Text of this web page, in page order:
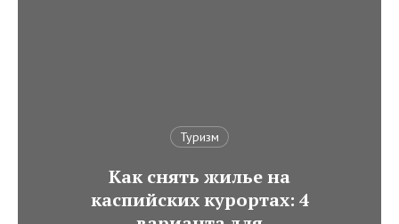
Туризм
Как снять жилье на
каспийских курортах: 4